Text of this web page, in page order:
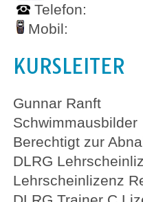
Telefon:
Mobil:
KURSLEITER
Gunnar Ranft
Schwimmausbilder
Berechtigt zur
DLRG
Lehrscheinlizenz